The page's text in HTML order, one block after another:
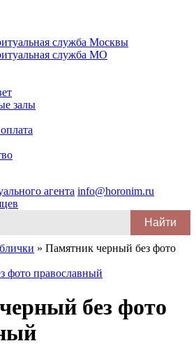
служба Москвы
служба МО
залы
агента info@horonim.ru
» Памятник черный без фото
без фото